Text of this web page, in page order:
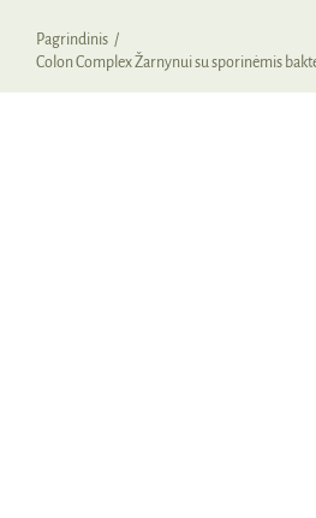
Rinkiniai
Kita produkcija
Pagrindinis
Colon Complex Žarnynui su sporinėmis